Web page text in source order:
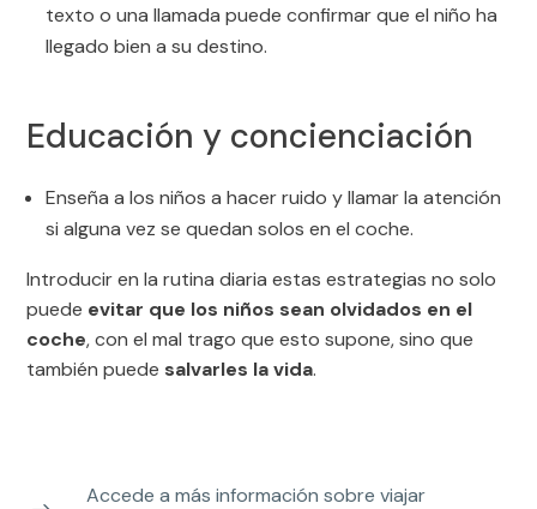
texto o una llamada puede confirmar que el niño ha
llegado bien a su destino.
Educación y concienciación
Enseña a los niños a hacer ruido y llamar la atención
si alguna vez se quedan solos en el coche.
Introducir en la rutina diaria estas estrategias no solo
puede evitar que los niños sean olvidados en el
coche, con el mal trago que esto supone, sino que
también puede salvarles la vida.
Accede a más información sobre viajar